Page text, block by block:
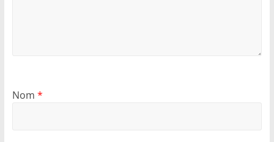
Nom *